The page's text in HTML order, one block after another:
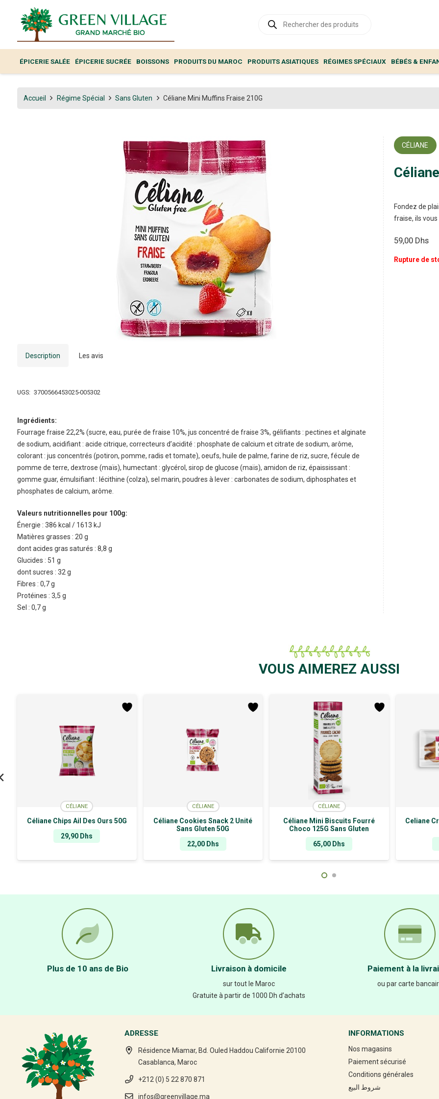
produits
ÉPICERIE SALÉE ÉPICERIE SUCRÉE BOISSONS PRODUITS DU MAROC PRODUITS ASIATIQUES RÉGIMES SPÉCIAUX BÉBÉS &
Accueil Régime Spécial Sans Gluten Céliane Mini Muffins Fraise 210G
Description Les avis
UGS: 3700566453025-005302
Ingrédients:
Fourrage fraise 22,2% (sucre, eau, purée de fraise 10%, jus concentré de fraise 3%, gélifiants : pectines et alginate
de sodium, acidifiant : acide citrique, correcteurs d’acidité : phosphate de calcium et citrate de sodium, arôme,
colorant : jus concentrés (potiron, pomme, radis et tomate), oeufs, huile de palme, farine de riz, sucre, fécule de
pomme de terre, dextrose (maïs), humectant : glycérol, sirop de glucose (maïs), amidon de riz, épaississant :
gomme guar, émulsifiant : lécithine (colza), sel marin, poudres à lever : carbonates de sodium, diphosphates et
phosphates de calcium, arôme.
Valeurs nutritionnelles pour 100g:
Énergie : 386 kcal / 1613 kJ
Matières grasses : 20 g
dont acides gras saturés : 8,8 g
Glucides : 51 g
dont sucres : 32 g
Fibres : 0,7 g
Protéines : 3,5 g
Sel : 0,7 g
CÉLIANE
Fondez de
fraise, ils
59,00 Dhs
Rupture de
VOUS AIMEREZ AUSSI
CÉLIANE
Céliane Chips Ail Des Ours 50G
29,90 Dhs
CÉLIANE
Céliane Cookies Snack 2 Unité
Sans Gluten 50G
22,00 Dhs
CÉLIANE
Céliane Mini Biscuits Fourré
Choco 125G Sans Gluten
65,00 Dhs
Celiane
Plus de 10 ans de Bio Livraison à domicile
sur tout le Maroc
Gratuite à partir de 1000 Dh d’achats
Paiement à la
ou par carte
ADRESSE
Résidence Miamar, Bd. Ouled Haddou Californie 20100
Casablanca, Maroc
+212 (0) 5 22 870 871
infos@greenvillage.ma
INFORMATIONS
Nos magasins
Paiement sécurisé
Conditions générales
شروط البيع